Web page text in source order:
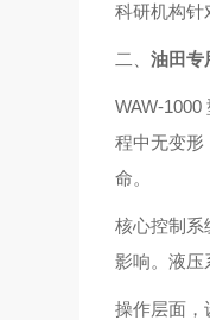
科研机构针
二、油田专
WAW-
程中无变形
命。
核心控制系
影响。液压
操作层面，